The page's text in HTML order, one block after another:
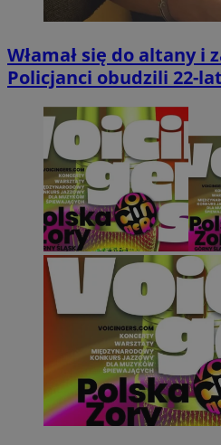
Włamał się do altany i
Policjanci obudzili 22-